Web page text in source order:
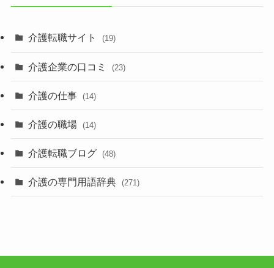
介護転職サイト (19)
介護企業の口コミ (23)
介護の仕事 (14)
介護の職場 (14)
介護転職ブログ (48)
介護の専門用語辞典 (271)